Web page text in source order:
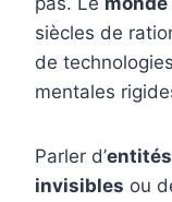
siècles de
de
mentales
Parler d’
invisibles ou